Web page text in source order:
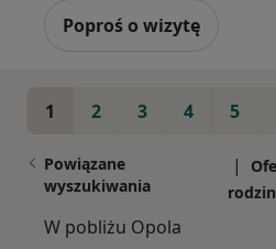
Poproś o wizytę
1 2 3 4 5
Powiązane
wyszukiwania
|
W pobliżu Opola